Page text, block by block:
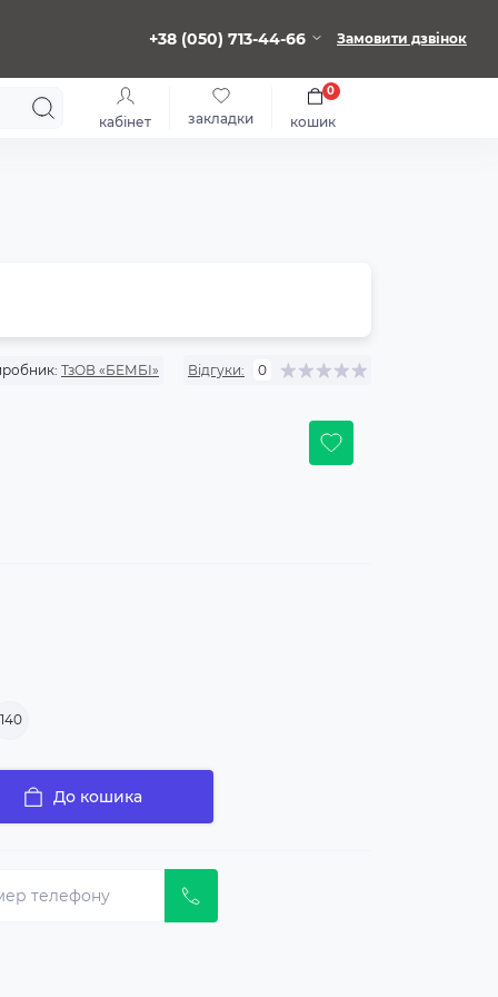
+38 (050) 713-44-66 Замовити дзвінок
кабінет закладки кошик
0
ТзОВ «БЕМБІ» Відгуки: 0
140
До кошика